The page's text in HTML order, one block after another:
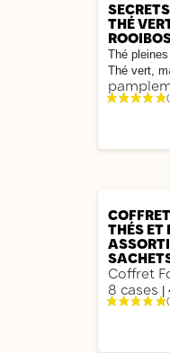
THÉ
Thé pleines
Thé vert, m
THÉS ET
Coffret
8 cases |